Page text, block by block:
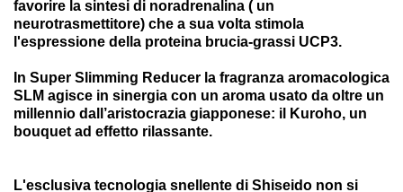
favorire la sintesi di noradrenalina ( un
neurotrasmettitore) che a sua volta stimola
l'espressione della proteina brucia-grassi UCP3.
In Super Slimming Reducer la fragranza aromacologica
SLM agisce in sinergia con un aroma usato da oltre un
millennio dall’aristocrazia giapponese: il Kuroho, un
bouquet ad effetto rilassante.
L'esclusiva tecnologia snellente di Shiseido non si